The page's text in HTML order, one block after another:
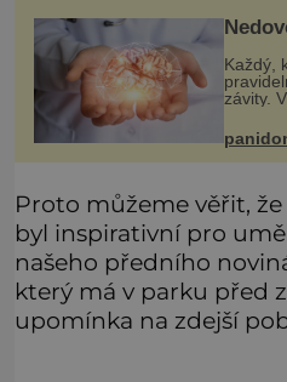
Každý,
závity.
kolegy
paměti
Proto můžeme věřit,
byl inspirativní pro
našeho předního
který má v parku před
upomínka na zdejší